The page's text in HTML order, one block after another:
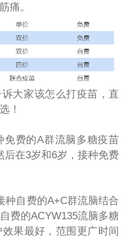
痛。
大家该怎么打疫苗，直
！
免费的A群流脑多糖疫苗
后在3岁和6岁，接种免费
种自费的A+C群流脑结合
费的ACYW135流脑多糖
果最好，范围更广时间